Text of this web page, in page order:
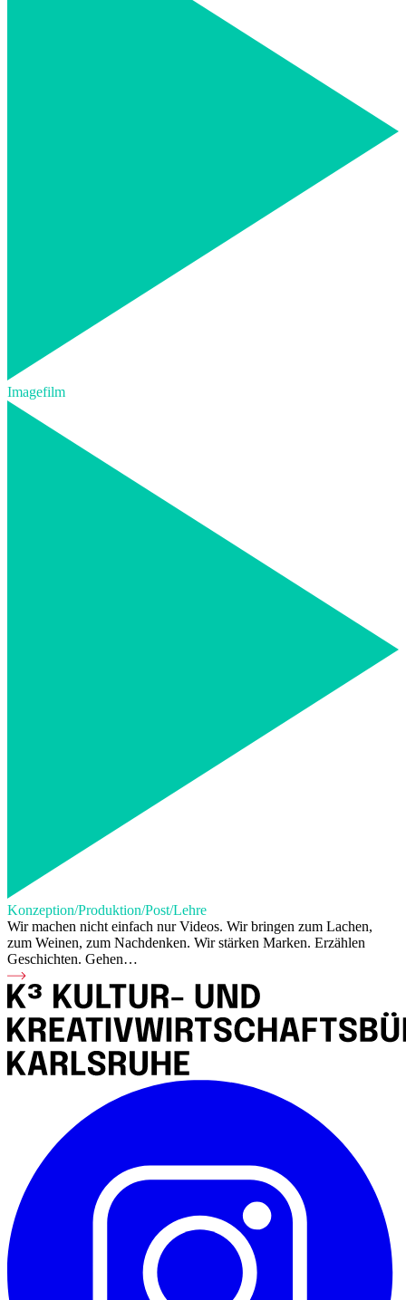
Imagefilm
Konzeption/Produktion/Post/Lehre
Wir machen nicht einfach nur Videos. Wir bringen zum Lachen,
zum Weinen, zum Nachdenken. Wir stärken Marken. Erzählen
Geschichten. Gehen…